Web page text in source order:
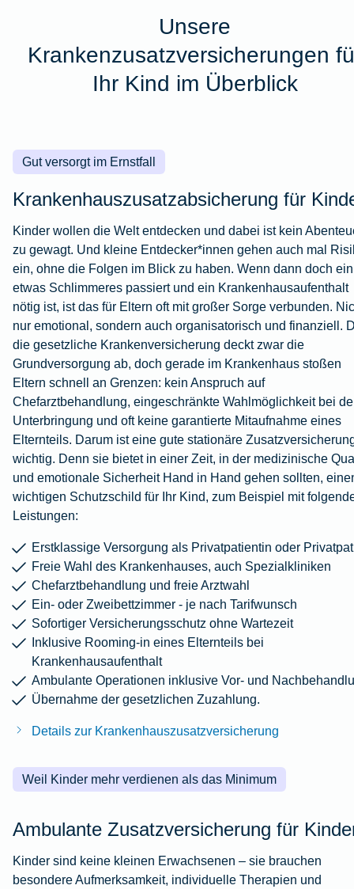
Unsere
Krankenzusatzversicherungen
Ihr Kind im Überblick
Gut versorgt im Ernstfall
Krankenhauszusatzabsicherung für
Kinder wollen die Welt entdecken und dabei ist kein
zu gewagt. Und kleine Entdecker*innen gehen auch mal
ein, ohne die Folgen im Blick zu haben. Wenn dann doch
etwas Schlimmeres passiert und ein Krankenhausaufenthalt
nötig ist, ist das für Eltern oft mit großer Sorge verbunden.
nur emotional, sondern auch organisatorisch und finanziell.
die gesetzliche Krankenversicherung deckt zwar die
Grundversorgung ab, doch gerade im Krankenhaus stoßen
Eltern schnell an Grenzen: kein Anspruch auf
Chefarztbehandlung, eingeschränkte Wahlmöglichkeit bei
Unterbringung und oft keine garantierte Mitaufnahme eines
Elternteils. Darum ist eine gute stationäre
wichtig. Denn sie bietet in einer Zeit, in der medizinische
und emotionale Sicherheit Hand in Hand gehen sollten,
wichtigen Schutzschild für Ihr Kind, zum Beispiel mit
Leistungen:
Erstklassige Versorgung als Privatpatientin oder
Freie Wahl des Krankenhauses, auch Spezialkliniken
Chefarztbehandlung und freie Arztwahl
Ein- oder Zweibettzimmer - je nach Tarifwunsch
Sofortiger Versicherungsschutz ohne Wartezeit
Inklusive Rooming-in eines Elternteils bei
Krankenhausaufenthalt
Ambulante Operationen inklusive Vor- und
Übernahme der gesetzlichen Zuzahlung.
Details zur Krankenhauszusatzversicherung
Weil Kinder mehr verdienen als das Minimum
Ambulante Zusatzversicherung für
Kinder sind keine kleinen Erwachsenen – sie brauchen
besondere Aufmerksamkeit, individuelle Therapien und